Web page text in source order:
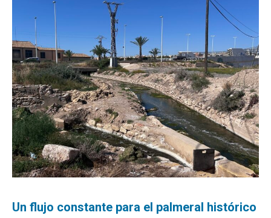
Un flujo constante para el palmeral histórico